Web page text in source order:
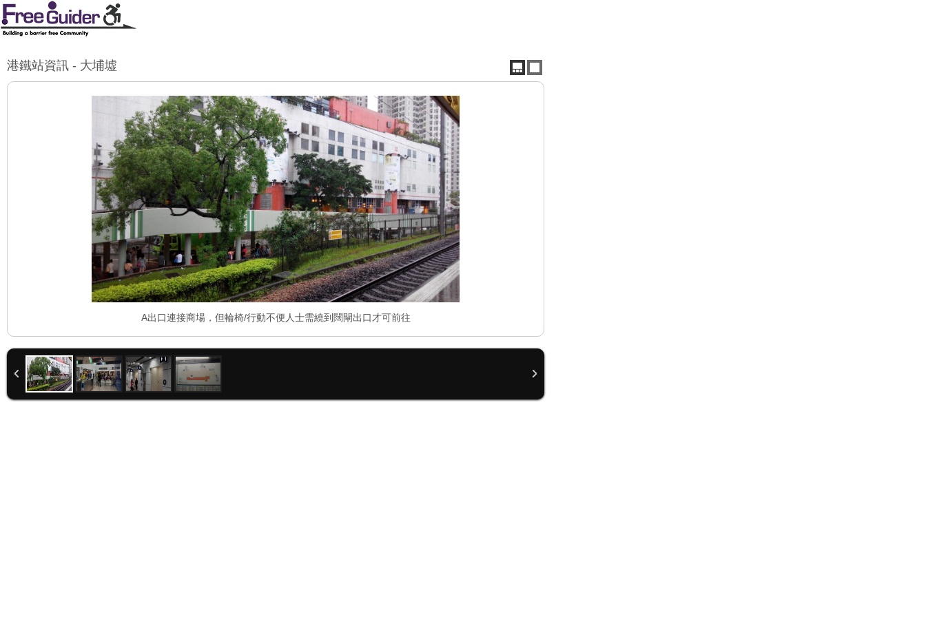
港鐵站資訊 - 大埔墟
A出口連接商場，但輪椅/行動不便人士需繞到闊閘出口才可前往